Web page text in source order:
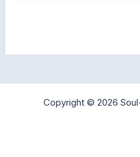
Copyright © 2026